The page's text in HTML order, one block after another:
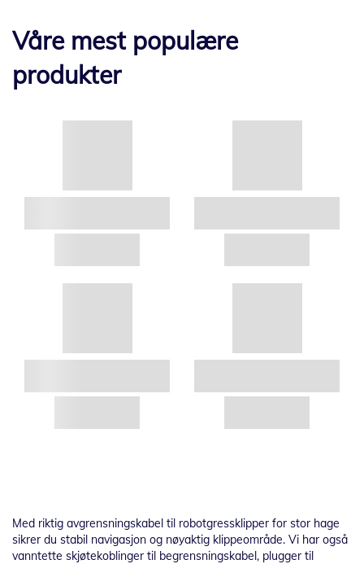
Våre mest populære
produkter
Med riktig avgrensningskabel til robotgressklipper for stor hage
sikrer du stabil navigasjon og nøyaktig klippeområde. Vi har også
vanntette skjøtekoblinger til begrensningskabel, plugger til